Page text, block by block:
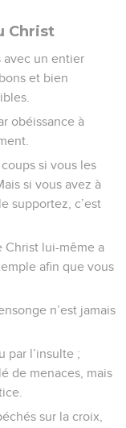
Christ
avec un entier
et bien
obéissance à
si vous les
si vous avez à
supportez, c’est
Christ lui-même a
afin que vous
n’est jamais
par l’insulte ;
de menaces, mais
sur la croix,